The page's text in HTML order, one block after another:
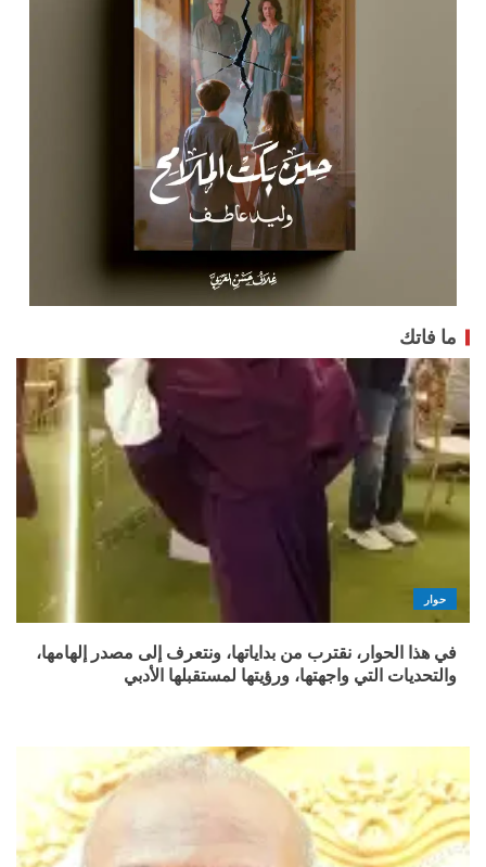
ما فاتك
حوار
في هذا الحوار، نقترب من بداياتها، ونتعرف إلى مصدر إلهامها،
والتحديات التي واجهتها، ورؤيتها لمستقبلها الأدبي